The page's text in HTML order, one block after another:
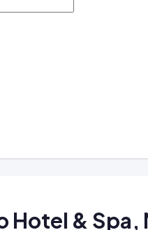
Hotel &